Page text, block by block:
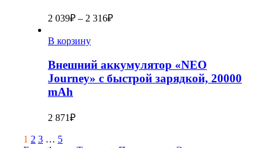
2 039₽ – 2 316₽
В корзину
Внешний аккумулятор «NEO
Journey» c быстрой зарядкой, 20000
mAh
2 871₽
Page
1 2 3 … 5Next